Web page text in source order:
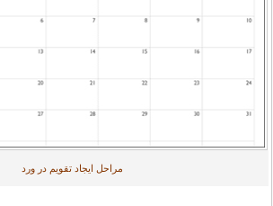
مراحل ایجاد تقویم در ورد